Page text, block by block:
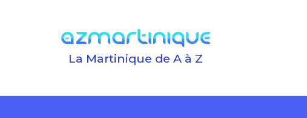
La Martinique de A à Z